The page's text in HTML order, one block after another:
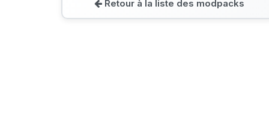
Retour à la liste des modpacks